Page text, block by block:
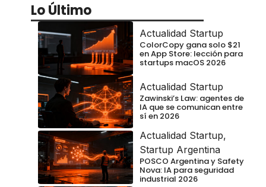
Lo Último
Actualidad Startup
ColorCopy gana solo $21
en App Store: lección para
startups macOS 2026
Actualidad Startup
Zawinski’s Law: agentes de
IA que se comunican entre
sí en 2026
Actualidad Startup,
Startup Argentina
POSCO Argentina y Safety
Nova: IA para seguridad
industrial 2026